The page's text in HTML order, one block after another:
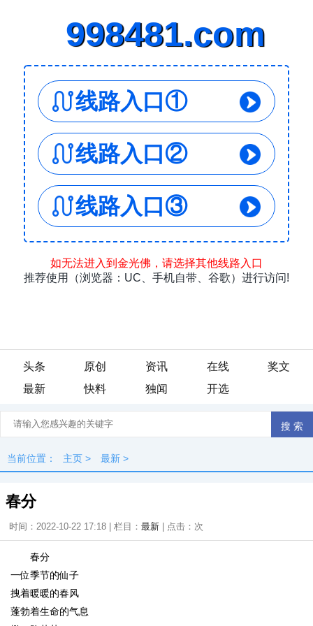
头条 原创 资讯 在线
奖文
最新
快料 独闻 开选
当前位置： 主页 > 最新 >
春分
时间：2022-10-22 17:18 | 栏目： 最新 | 点击： 次
春分
一位季节的仙子
拽着暖暖的春风
蓬勃着生命的气息